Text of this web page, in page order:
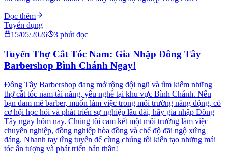
Đọc thêm
Tuyển dụng
15/05/2026
3 phút đọc
Tuyển Thợ Cắt Tóc Nam: Gia Nhập Đông Tây
Barbershop Bình Chánh Ngay!
Đông Tây Barbershop đang mở rộng đội ngũ và tìm kiếm những
thợ cắt tóc nam tài năng, yêu nghề tại khu vực Bình Chánh. Nếu
bạn đam mê barber, muốn làm việc trong môi trường năng động, có
cơ hội học hỏi và phát triển sự nghiệp lâu dài, hãy gia nhập Đông
Tây ngay hôm nay. Chúng tôi cam kết một môi trường làm việc
chuyên nghiệp, đồng nghiệp hòa đồng và chế độ đãi ngộ xứng
đáng. Nhanh tay ứng tuyển để cùng chúng tôi kiến tạo những mái
tóc ấn tượng và phát triển bản thân!